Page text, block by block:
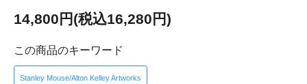
14,800円(税込16,280円)
この商品のキーワード
Stanley Mouse/Alton Kelley Artworks